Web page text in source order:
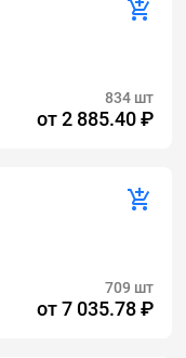
834 шт
от2 885.40 ₽
709 шт
от7 035.78 ₽